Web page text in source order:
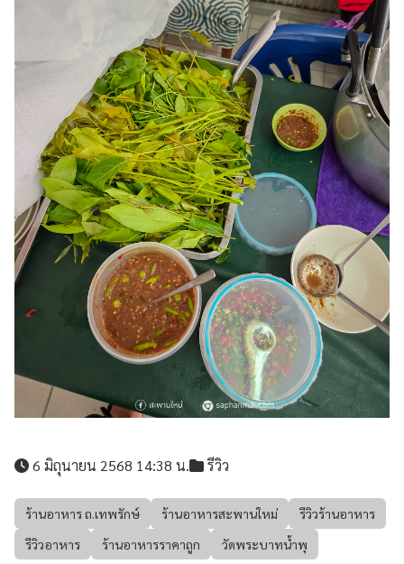
6 มิถุนายน 2568 14:38 น. รีวิว
ร้านอาหาร ถ.เทพรักษ์ ร้านอาหารสะพานใหม่
รีวิวร้านอาหาร
รีวิวอาหาร
ร้านอาหารราคาถูก วัดพระบาทน้ำพุ